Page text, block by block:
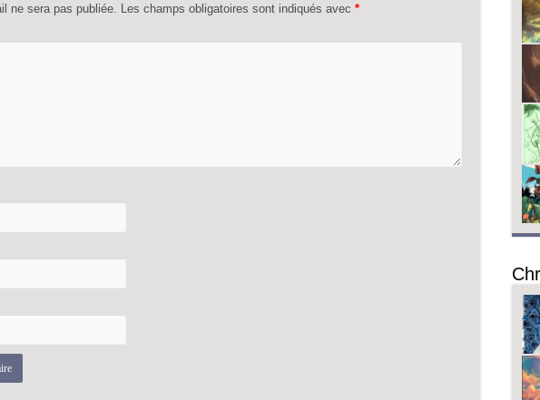
ne sera pas publiée. Les champs obligatoires sont indiqués avec *